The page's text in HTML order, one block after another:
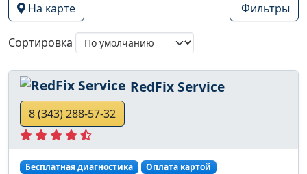
На карте
Фильтры
Сортировка
RedFix Service
8 (343) 288-57-32
Бесплатная диагностика Оплата картой